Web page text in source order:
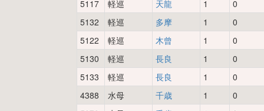
5117
軽巡 天龍 1
0
5132
軽巡 多摩 1
0
5122
軽巡 木曾 1
0
5130
軽巡 長良 1
0
5133
軽巡 長良 1
0
4388
水母 千歳 1
0